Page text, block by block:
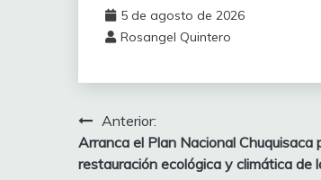
5 de agosto de 2026
Rosangel Quintero
Anterior:
Arranca el Plan Nacional Chuquisaca
restauración ecológica y climática de